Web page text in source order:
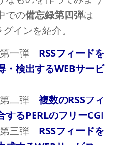
での備忘録第四弾は
インを紹介。
一弾 RSSフィードを
・検出するWEBサービ
第二弾複数のRSSフィ
するPERLのフリーCGI
三弾 RSSフィードを